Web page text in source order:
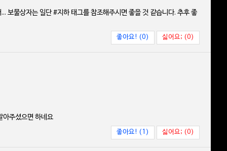
보물상자는 일단 #지하 태그를 참조해주시면 좋을 것 같습니다. 추후 좋
좋아요! (0) 싫어요; (0)
아주셨으면 하네요
좋아요! (1) 싫어요; (0)